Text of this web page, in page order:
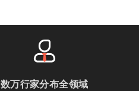
数万行家分布全领域